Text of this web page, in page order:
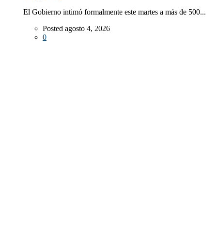
El Gobierno intimó formalmente este martes a más de 500...
Posted agosto 4, 2026
0